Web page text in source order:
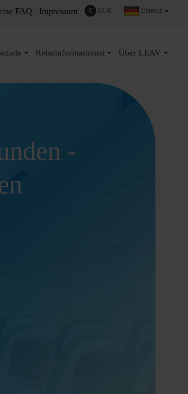
FAQ Impressum € EUR Deutsch
Reiseinformationen Über LEAV
-